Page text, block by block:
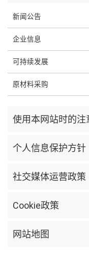
新闻公告
企业信息
可持续发展
原材料采购
使用本网站时的注
个人信息保护方针
社交媒体运营政策
Cookie政策
网站地图